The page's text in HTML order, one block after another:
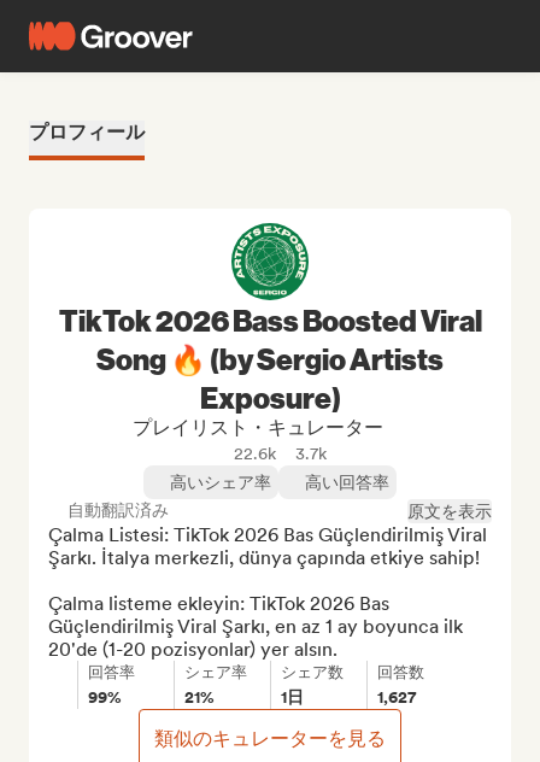
プロフィール
TikTok 2026 Bass Boosted Viral
Song 🔥 (by Sergio Artists
Exposure)
プレイリスト・キュレーター
22.6k
3.7k
高いシェア率
高い回答率
自動翻訳済み
原文を表示
Çalma Listesi: TikTok 2026 Bas Güçlendirilmiş Viral
Şarkı. İtalya merkezli, dünya çapında etkiye sahip!
Çalma listeme ekleyin: TikTok 2026 Bas
Güçlendirilmiş Viral Şarkı, en az 1 ay boyunca ilk
20'de (1-20 pozisyonlar) yer alsın.
回答率
99%
シェア率
21%
シェア数
1日
回答数
1,627
類似のキュレーターを見る